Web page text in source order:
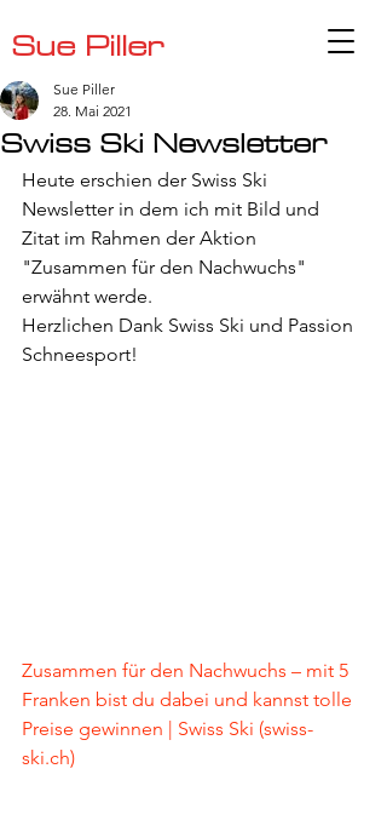
Sue Piller
Swiss Ski Newsletter
Sue Piller
28. Mai 2021
Heute erschien der Swiss Ski
Newsletter in dem ich mit Bild und
Zitat im Rahmen der Aktion
"Zusammen für den Nachwuchs"
erwähnt werde.
Herzlichen Dank Swiss Ski und Passion
Schneesport!
Zusammen für den Nachwuchs – mit 5
Franken bist du dabei und kannst tolle
Preise gewinnen | Swiss Ski (swiss-
ski.ch)